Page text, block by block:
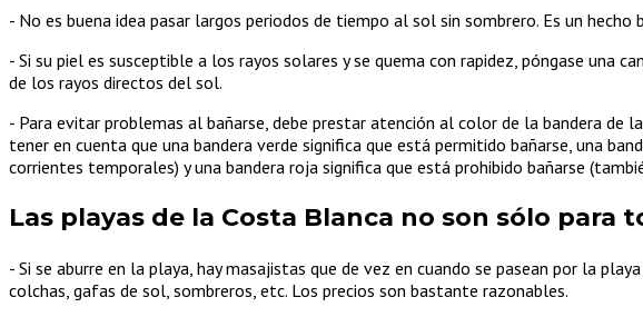
- No es buena idea pasar largos periodos de tiempo al sol sin sombrero. Es un hecho
- Si su piel es susceptible a los rayos solares y se quema con rapidez, póngase una
de los rayos directos del sol.
- Para evitar problemas al bañarse, debe prestar atención al color de la bandera de
tener en cuenta que una bandera verde significa que está permitido bañarse, una
corrientes temporales) y una bandera roja significa que está prohibido bañarse
Las playas de la Costa Blanca no son sólo para
- Si se aburre en la playa, hay masajistas que de vez en cuando se pasean por la
colchas, gafas de sol, sombreros, etc. Los precios son bastante razonables.